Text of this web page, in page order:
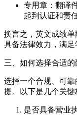
专用章：翻译
起到认证和责
换言之，英文成绩单
具备法律效力，满足
三、如何选择合适的
选择一个合规、可
提。以下是几个关键
是否具备营业